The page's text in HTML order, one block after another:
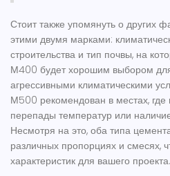
Стоит также упомянуть о других
этими двумя марками:
строительства и тип почвы, на
М400 будет хорошим выбором
агрессивными климатическими
М500 рекомендован в местах, где
перепады температур или
Несмотря на это, оба типа
различных пропорциях и смесях,
характеристик для вашего проекта.